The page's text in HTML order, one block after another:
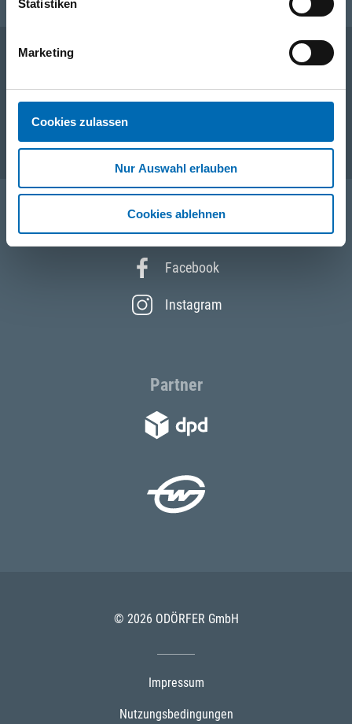
Statistiken
Marketing
Cookies zulassen
Nur Auswahl erlauben
Cookies ablehnen
Unternehmen
Service
Folgen Sie uns
Facebook
Instagram
Partner
© 2026 ODÖRFER GmbH
Impressum
Nutzungsbedingungen